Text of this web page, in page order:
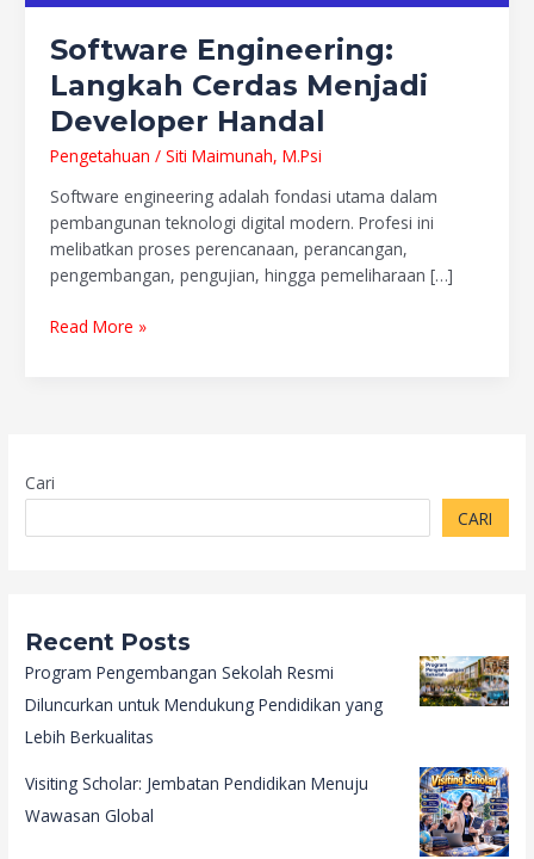
Software Engineering:
Langkah Cerdas Menjadi
Developer Handal
Pengetahuan / Siti Maimunah, M.Psi
Software engineering adalah fondasi utama dalam
pembangunan teknologi digital modern. Profesi ini
melibatkan proses perencanaan, perancangan,
pengembangan, pengujian, hingga pemeliharaan […]
Read More »
Cari
CARI
Recent Posts
Program Pengembangan Sekolah Resmi
Diluncurkan untuk Mendukung Pendidikan yang
Lebih Berkualitas
Visiting Scholar: Jembatan Pendidikan Menuju
Wawasan Global